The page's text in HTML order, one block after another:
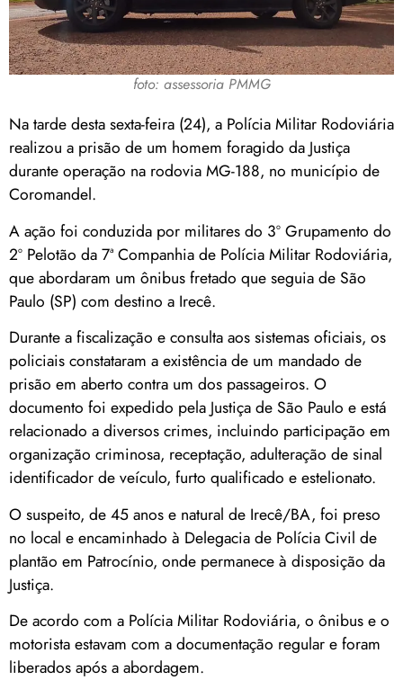
foto: assessoria PMMG
Na tarde desta sexta-feira (24), a Polícia Militar Rodoviária
realizou a prisão de um homem foragido da Justiça
durante operação na rodovia MG-188, no município de
Coromandel.
A ação foi conduzida por militares do 3º Grupamento do
2º Pelotão da 7ª Companhia de Polícia Militar Rodoviária,
que abordaram um ônibus fretado que seguia de São
Paulo (SP) com destino a Irecê.
Durante a fiscalização e consulta aos sistemas oficiais, os
policiais constataram a existência de um mandado de
prisão em aberto contra um dos passageiros. O
documento foi expedido pela Justiça de São Paulo e está
relacionado a diversos crimes, incluindo participação em
organização criminosa, receptação, adulteração de sinal
identificador de veículo, furto qualificado e estelionato.
O suspeito, de 45 anos e natural de Irecê/BA, foi preso
no local e encaminhado à Delegacia de Polícia Civil de
plantão em Patrocínio, onde permanece à disposição da
Justiça.
De acordo com a Polícia Militar Rodoviária, o ônibus e o
motorista estavam com a documentação regular e foram
liberados após a abordagem.